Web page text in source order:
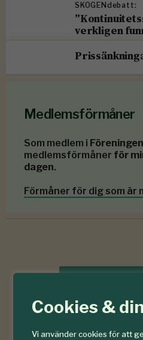
Cookies &
Vi använder cookies för att
SKOGENdebatt:
verkligen
Medlemsförmåner
Som medlem i
medlemsförmåner för
dagen.
Förmåner för dig som är